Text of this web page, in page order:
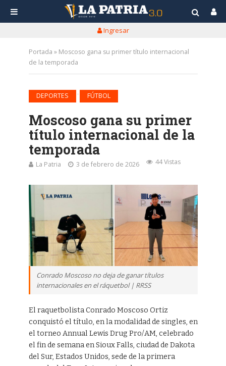
Ingresar
Portada » Moscoso gana su primer título internacional
de la temporada
DEPORTES FÚTBOL
Moscoso gana su primer
título internacional de la
temporada
La Patria 3 de febrero de 2026 44 Vistas
Conrado Moscoso no deja de ganar títulos
internacionales en el ráquetbol | RRSS
El raquetbolista Conrado Moscoso Ortiz
conquistó el título, en la modalidad de singles, en
el torneo Annual Lewis Drug Pro/AM, celebrado
el fin de semana en Sioux Falls, ciudad de Dakota
del Sur, Estados Unidos, sede de la primera